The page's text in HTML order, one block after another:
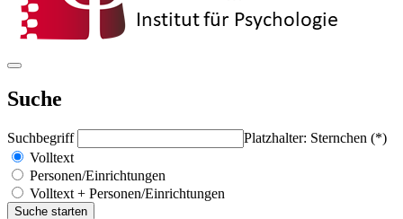
Suche
Suchbegriff
Platzhalter: Sternchen (*)
Volltext
Personen/Einrichtungen
Volltext + Personen/Einrichtungen